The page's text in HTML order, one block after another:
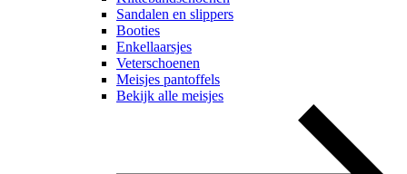
Sandalen en slippers
Booties
Enkellaarsjes
Veterschoenen
Meisjes pantoffels
Bekijk alle meisjes